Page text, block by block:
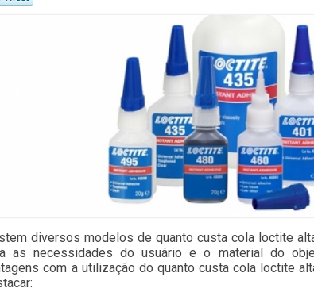
diversos modelos de quanto custa cola loctite
as necessidades do usuário e o material do
com a utilização do quanto custa cola loctite